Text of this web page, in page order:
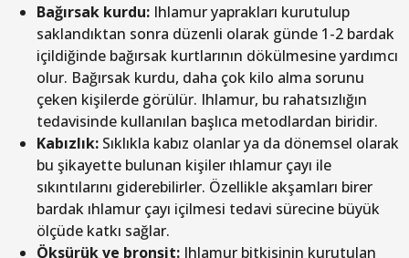
Bağırsak kurdu: Ihlamur yaprakları kurutulup
saklandıktan sonra düzenli olarak günde 1-2 bardak
içildiğinde bağırsak kurtlarının dökülmesine yardımcı
olur. Bağırsak kurdu, daha çok kilo alma sorunu
çeken kişilerde görülür. Ihlamur, bu rahatsızlığın
tedavisinde kullanılan başlıca metodlardan biridir.
Kabızlık: Sıklıkla kabız olanlar ya da dönemsel olarak
bu şikayette bulunan kişiler ıhlamur çayı ile
sıkıntılarını giderebilirler. Özellikle akşamları birer
bardak ıhlamur çayı içilmesi tedavi sürecine büyük
ölçüde katkı sağlar.
Öksürük ve bronşit: Ihlamur bitkisinin kurutulan